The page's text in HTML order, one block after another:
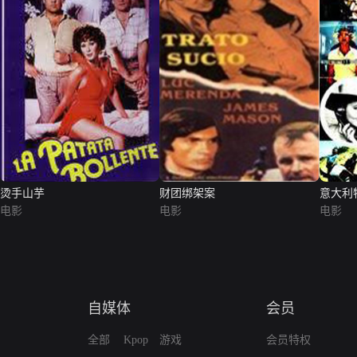
烫手山芋
电影
财团绑架案
电影
意大利
电影
自媒体
全部 Kpop 游戏
会员
会员特权